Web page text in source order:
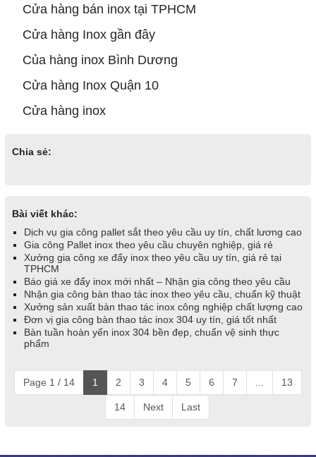
Cửa hàng bán inox tại TPHCM
Cửa hàng Inox gần đây
Của hàng inox Bình Dương
Cửa hàng Inox Quận 10
Cửa hàng inox
Chia sẻ:
Bài viết khác:
Dịch vụ gia công pallet sắt theo yêu cầu uy tín, chất lương cao
Gia công Pallet inox theo yêu cầu chuyên nghiệp, giá rẻ
Xưởng gia công xe đẩy inox theo yêu cầu uy tín, giá rẻ tại
TPHCM
Báo giá xe đẩy inox mới nhất – Nhận gia công theo yêu cầu
Nhận gia công bàn thao tác inox theo yêu cầu, chuẩn kỹ thuật
Xưởng sản xuất bàn thao tác inox công nghiệp chất lượng cao
Đơn vị gia công bàn thao tác inox 304 uy tín, giá tốt nhất
Bàn tuần hoàn yến inox 304 bền đẹp, chuẩn vệ sinh thực
phẩm
Page 1 / 14 1 2 3 4 5 6 7 13
14 Next Last